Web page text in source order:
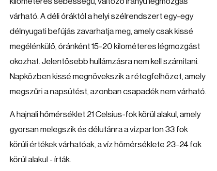
várható. A déli óráktól a helyi szélrendszert egy-egy
délnyugati befújás zavarhatja meg, amely csak kissé
megélénkülő, óránként 15-20 kilométeres légmozgást
okozhat. Jelentősebb hullámzásra nem kell számítani.
Napközben kissé megnövekszik a rétegfelhőzet, amely
megszűri a napsütést, azonban csapadék nem várható.
A hajnali hőmérséklet 21 Celsius-fok körül alakul, amely
gyorsan melegszik és délutánra a vízparton 33 fok
körüli értékek várhatóak, a víz hőmérséklete 23-24 fok
körül alakul - írták.